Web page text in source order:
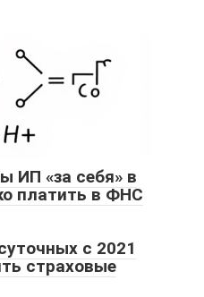
ИП «за себя» в
платить в ФНС
с 2021
страховые